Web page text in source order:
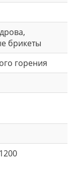
брикеты
горения